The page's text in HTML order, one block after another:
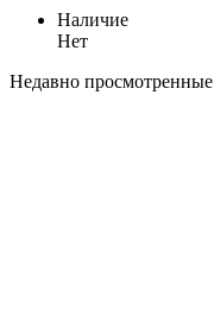
Наличие
Нет
Недавно просмотренные